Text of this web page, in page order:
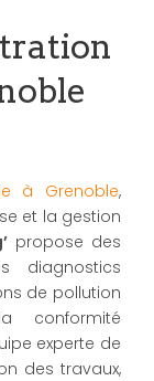
à Grenoble,
et la gestion
propose des
diagnostics
de pollution
conformité
experte de
des travaux,